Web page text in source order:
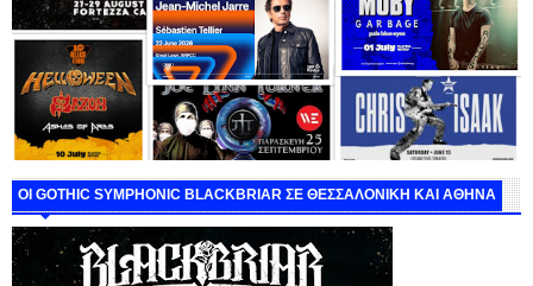
ΟΙ GOTHIC SYMPHONIC BLACKBRIAR ΣΕ ΘΕΣΣΑΛΟΝΙΚΗ ΚΑΙ ΑΘΗΝΑ